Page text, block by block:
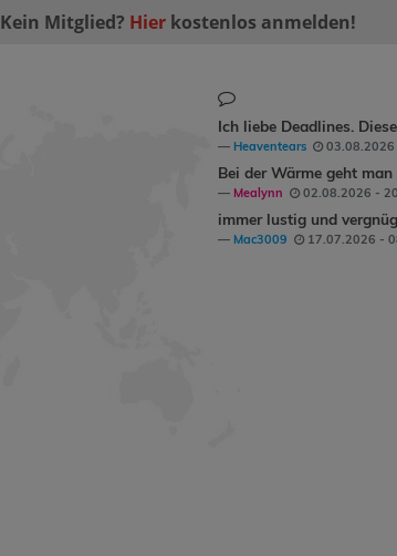
Kein Mitglied? Hier kostenlos anmelden!
Ich liebe Deadlines.
Heaventears
Bei der Wärme geht
Mealynn 02.08.2026 -
immer lustig und
Mac3009 17.07.2026 -